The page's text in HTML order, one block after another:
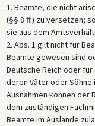
1. Beamte, die nicht
(§§ 8 ff.) zu versetzen;
sie aus dem
2. Abs. 1 gilt nicht für
Beamte gewesen sind
Deutsche Reich oder
deren Väter oder
Ausnahmen können der
dem zuständigen
Beamte im Auslande